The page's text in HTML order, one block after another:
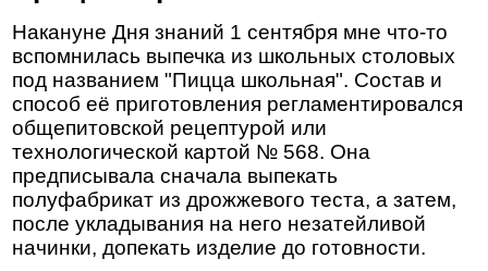
Накануне Дня знаний 1 сентября мне что-то
вспомнилась выпечка из школьных столовых
под названием "Пицца школьная". Состав и
способ её приготовления регламентировался
общепитовской рецептурой или
технологической картой № 568. Она
предписывала сначала выпекать
полуфабрикат из дрожжевого теста, а затем,
после укладывания на него незатейливой
начинки, допекать изделие до готовности.